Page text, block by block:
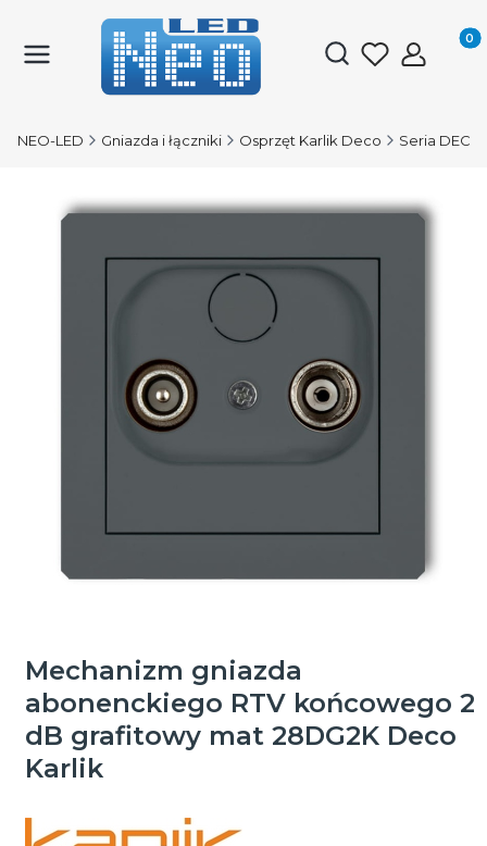
Otwórz
NEO-LED Gniazda i łączniki Osprzęt Karlik Deco Seria
Mechanizm gniazda
abonenckiego RTV końcowego 2
dB grafitowy mat 28DG2K Deco
Karlik